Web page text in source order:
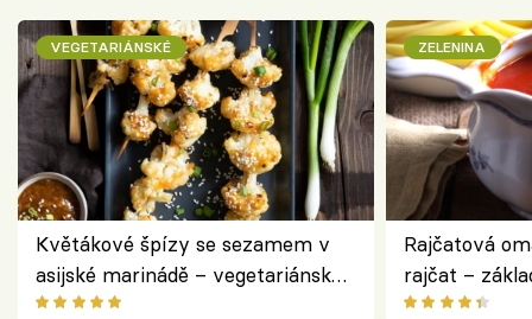
VEGETARIÁNSKÉ
Květákové špízy se sezamem v
asijské marinádě – vegetariánská
chuťovka z grilu
ZELENINA
Rajčatová
rajčat –